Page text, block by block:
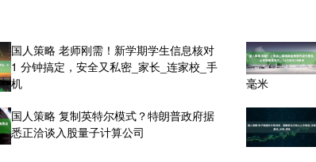
国人策略 老师刚需！新学期学生信息核对
1 分钟搞定，安全又私密_家长_连家校_手
机
毫米
国人策略 复制英特尔模式？特朗普政府据
悉正洽谈入股量子计算公司